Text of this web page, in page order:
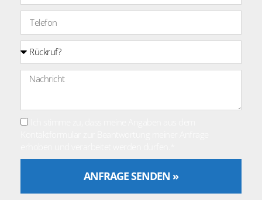
ANFRAGE SENDEN »